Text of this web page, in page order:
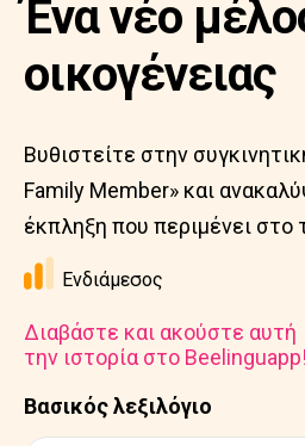
Βασικός λεξιλόγιο
Ένα νέο
οικογένειας
Βυθιστείτε στην
Family Member» και
έκπληξη που περιμένει στο
Ενδιάμεσος
Διαβάστε και ακούστε αυτή
την ιστορία στο Beelinguapp!